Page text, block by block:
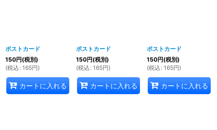
ポストカード
150円(税別)
(税込 : 165円)
カートに入れる
ポストカード
150円(税別)
(税込 : 165円)
カートに入れる
ポストカード
150円(税別)
(税込 : 165円)
カートに入れる